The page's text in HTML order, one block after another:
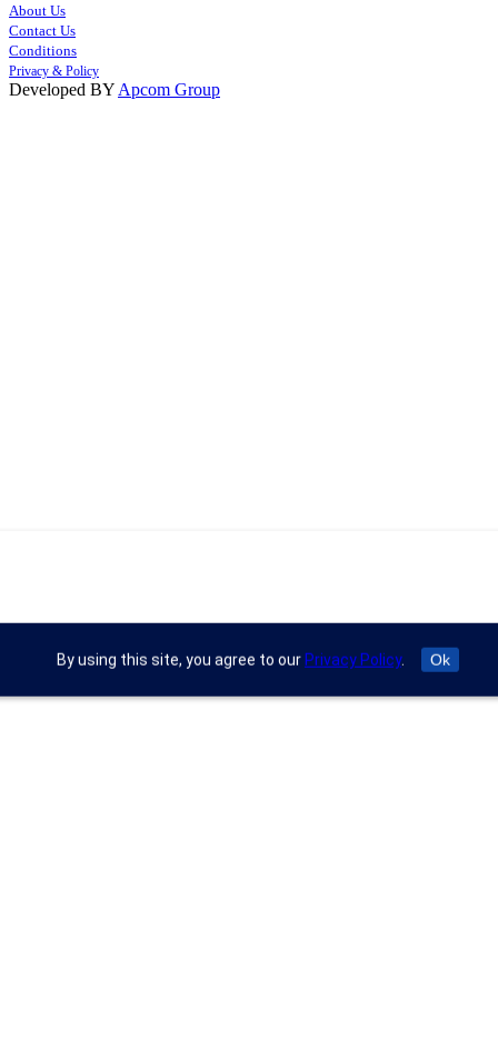
About Us
Contact Us
Conditions
Privacy & Policy
Developed BY Apcom Group
By using this site, you agree to ourPrivacy Policy. Ok